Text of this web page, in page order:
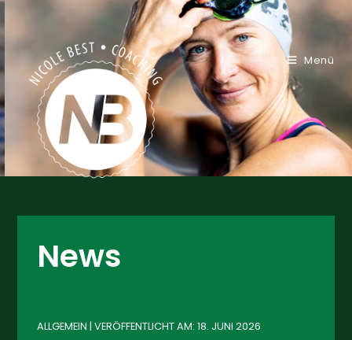
Menü
News
ALLGEMEIN | VERÖFFENTLICHT AM: 18. JUNI 2026